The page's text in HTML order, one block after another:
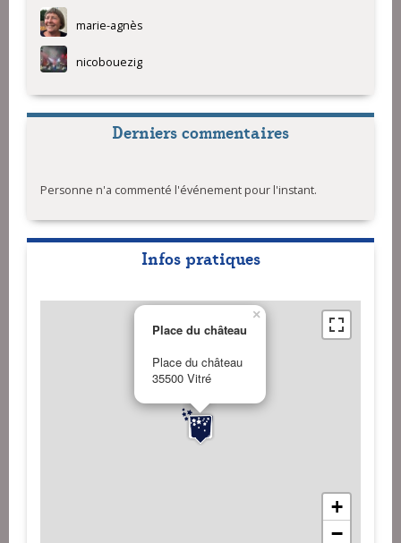
marie-agnès
nicobouezig
Derniers commentaires
Personne n'a commenté l'événement pour l'instant.
Infos pratiques
Place du château
Place du château
35500 Vitré
×
+
−